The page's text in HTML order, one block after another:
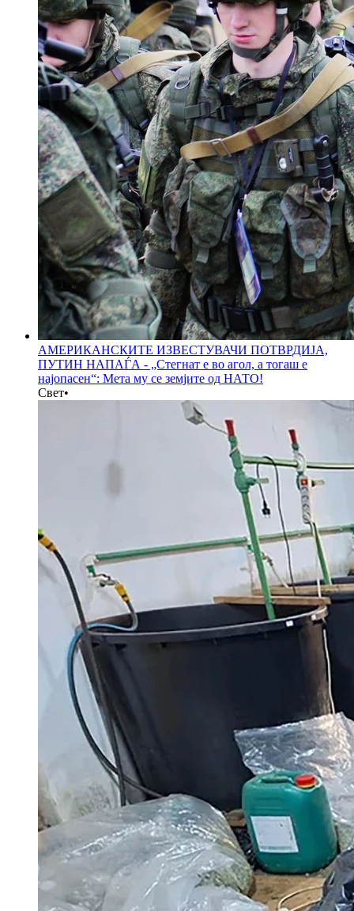
АМЕРИКАНСКИТЕ ИЗВЕСТУВАЧИ ПОТВРДИЈА,
ПУТИН НАПАЃА - „Стегнат е во агол, а тогаш е
најопасен“: Мета му се земјите од НАТО!
Свет•